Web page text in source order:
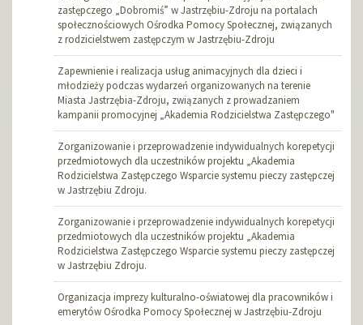
zastępczego „Dobromiś” w Jastrzębiu-Zdroju na portalach
społecznościowych Ośrodka Pomocy Społecznej, związanych
z rodzicielstwem zastępczym w Jastrzębiu-Zdroju
Zapewnienie i realizacja usług animacyjnych dla dzieci i
młodzieży podczas wydarzeń organizowanych na terenie
Miasta Jastrzębia-Zdroju, związanych z prowadzaniem
kampanii promocyjnej „Akademia Rodzicielstwa Zastępczego"
Zorganizowanie i przeprowadzenie indywidualnych korepetycji
przedmiotowych dla uczestników projektu „Akademia
Rodzicielstwa Zastępczego Wsparcie systemu pieczy zastępczej
w Jastrzębiu Zdroju.
Zorganizowanie i przeprowadzenie indywidualnych korepetycji
przedmiotowych dla uczestników projektu „Akademia
Rodzicielstwa Zastępczego Wsparcie systemu pieczy zastępczej
w Jastrzębiu Zdroju.
Organizacja imprezy kulturalno-oświatowej dla pracowników i
emerytów Ośrodka Pomocy Społecznej w Jastrzębiu-Zdroju